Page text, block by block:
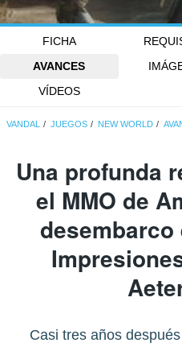
FICHA
AVANCES
VÍDEOS
VANDAL JUEGOS NEW WORLD
Una profunda
el MMO de
Casi tres años